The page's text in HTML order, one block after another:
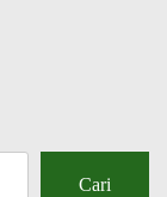
Cari